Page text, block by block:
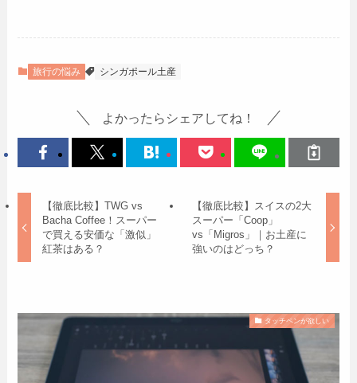
旅行の悩み シンガポール土産
よかったらシェアしてね！
【徹底比較】TWG vs
Bacha Coffee！スーパー
で買える安価な「激似」
紅茶はある？
【徹底比較】スイスの2大
スーパー「Coop」
vs「Migros」｜お土産に
強いのはどっち？
タッチペンが欲しい